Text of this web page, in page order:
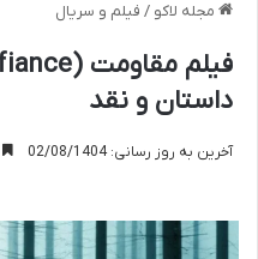
مجله لاکو / فیلم و سریال
داستان و نقد
آخرین به روز رسانی: 02/08/1404